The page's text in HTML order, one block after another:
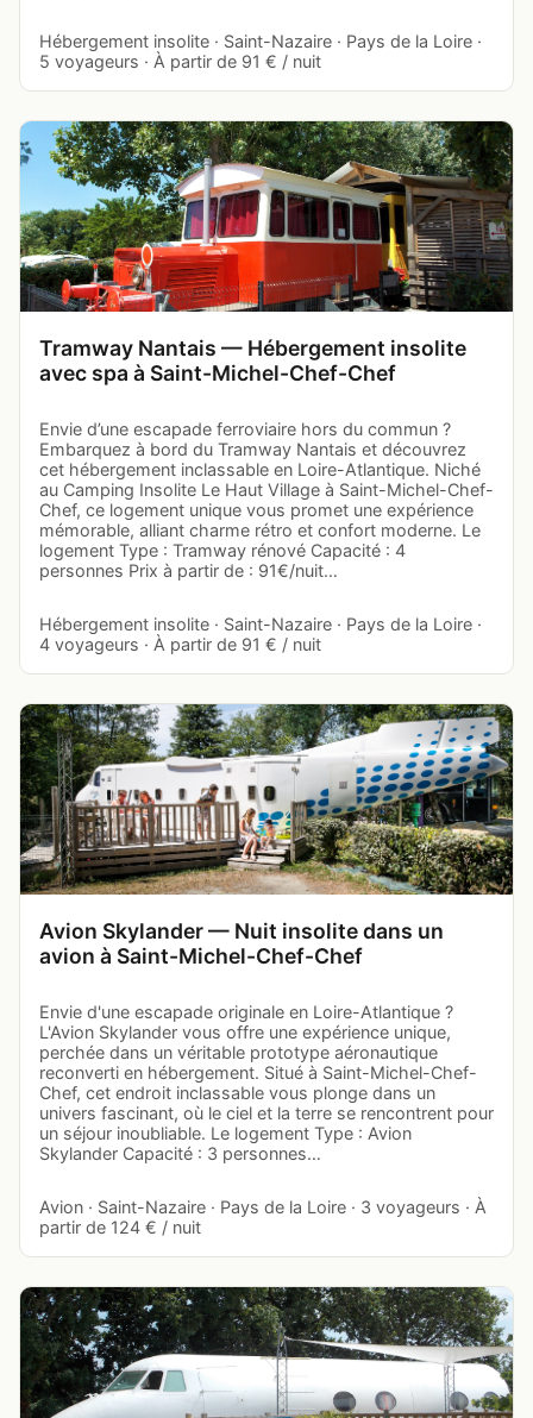
Hébergement insolite · Saint-Nazaire · Pays de la Loire ·
5 voyageurs · À partir de 91 € / nuit
Tramway Nantais — Hébergement insolite
avec spa à Saint-Michel-Chef-Chef
Envie d’une escapade ferroviaire hors du commun ?
Embarquez à bord du Tramway Nantais et découvrez
cet hébergement inclassable en Loire-Atlantique. Niché
au Camping Insolite Le Haut Village à Saint-Michel-Chef-
Chef, ce logement unique vous promet une expérience
mémorable, alliant charme rétro et confort moderne. Le
logement Type : Tramway rénové Capacité : 4
personnes Prix à partir de : 91€/nuit…
Hébergement insolite · Saint-Nazaire · Pays de la Loire ·
4 voyageurs · À partir de 91 € / nuit
Avion Skylander — Nuit insolite dans un
avion à Saint-Michel-Chef-Chef
Envie d'une escapade originale en Loire-Atlantique ?
L'Avion Skylander vous offre une expérience unique,
perchée dans un véritable prototype aéronautique
reconverti en hébergement. Situé à Saint-Michel-Chef-
Chef, cet endroit inclassable vous plonge dans un
univers fascinant, où le ciel et la terre se rencontrent pour
un séjour inoubliable. Le logement Type : Avion
Skylander Capacité : 3 personnes…
Avion · Saint-Nazaire · Pays de la Loire · 3 voyageurs · À
partir de 124 € / nuit